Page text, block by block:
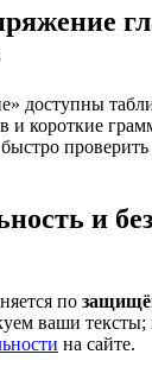
доступны
и короткие
и
по
ваши
на сайте.